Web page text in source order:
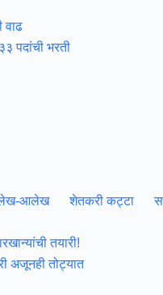
वाढ
पदांची भरती
आलेख शेतकरी कट्टा
तयारी!
अजूनही तोट्यात